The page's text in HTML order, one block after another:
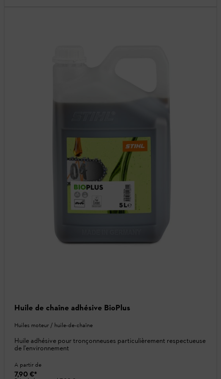
Huile de chaîne adhésive BioPlus
Huiles moteur / huile-de-chaîne
Huile adhésive pour tronçonneuses particulièrement respectueuse
de l'environnement
A partir de
7,90 €*